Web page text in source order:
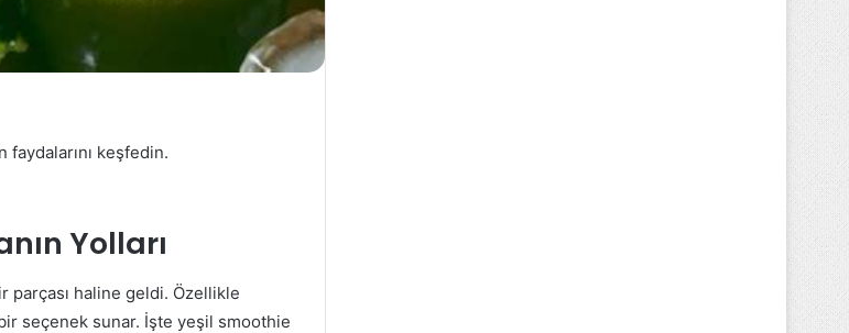
faydalarını keşfedin.
Yolları
parçası haline geldi. Özellikle
seçenek sunar. İşte yeşil smoothie